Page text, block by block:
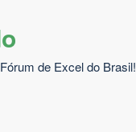
de Excel do Brasil!